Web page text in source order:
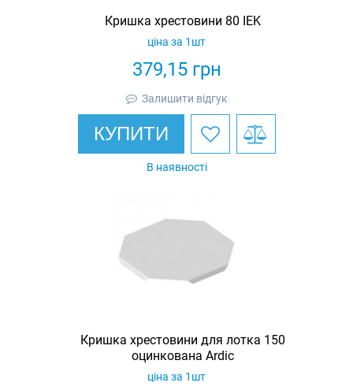
Кришка хрестовини 80 IEK
379,15грн
ціна за 1шт
Залишити відгук
КУПИТИ
В наявності
Кришка хрестовини для лотка 150
оцинкована Ardic
ціна за 1шт